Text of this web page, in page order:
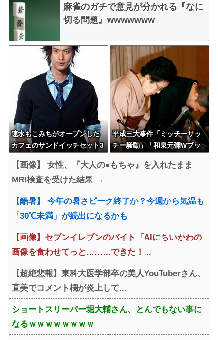
麻雀のガチで意見が分かれる『なに
切る問題』wwwwwww
速水もこみちがオープンした
カフェのサンドイッチセット3
平成三大事件「ミッチーサッ
チー騒動」「和泉元彌Wブッ
【画像】 女性、『大人の●もちゃ』を入れたまま
MRI検査を受けた結果 →
【酷暑】 今年の暑さピーク終了か？今週から気温も
「30℃未満」が続出になるかも
【画像】セブンイレブンのバイト「AIにちいかわの
画像を食わせてっと………できた！...
【超絶悲報】東科大医学部卒の美人YouTuberさん、
直美でコメント欄が炎上して...
ショートスリーバー堀大輔さん、とんでもない事に
なるｗｗｗｗｗｗｗｗ